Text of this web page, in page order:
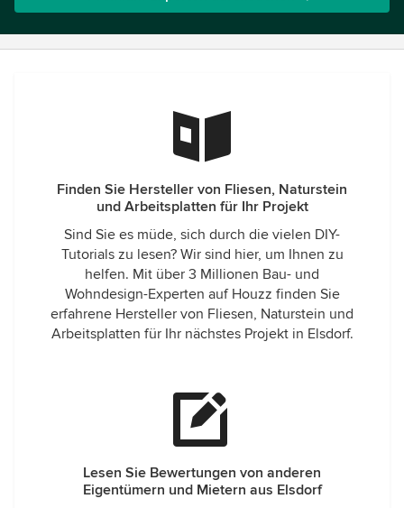
Finden Sie Hersteller von Fliesen, Naturstein
und Arbeitsplatten für Ihr Projekt
Sind Sie es müde, sich durch die vielen DIY-
Tutorials zu lesen? Wir sind hier, um Ihnen zu
helfen. Mit über 3 Millionen Bau- und
Wohndesign-Experten auf Houzz finden Sie
erfahrene Hersteller von Fliesen, Naturstein und
Arbeitsplatten für Ihr nächstes Projekt in Elsdorf.
Lesen Sie Bewertungen von anderen
Eigentümern und Mietern aus Elsdorf